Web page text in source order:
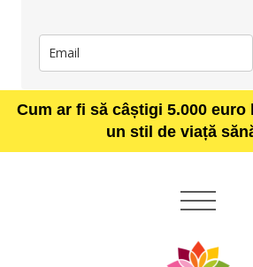
Cum ar fi să câștigi 5.000 euro
un stil de viață